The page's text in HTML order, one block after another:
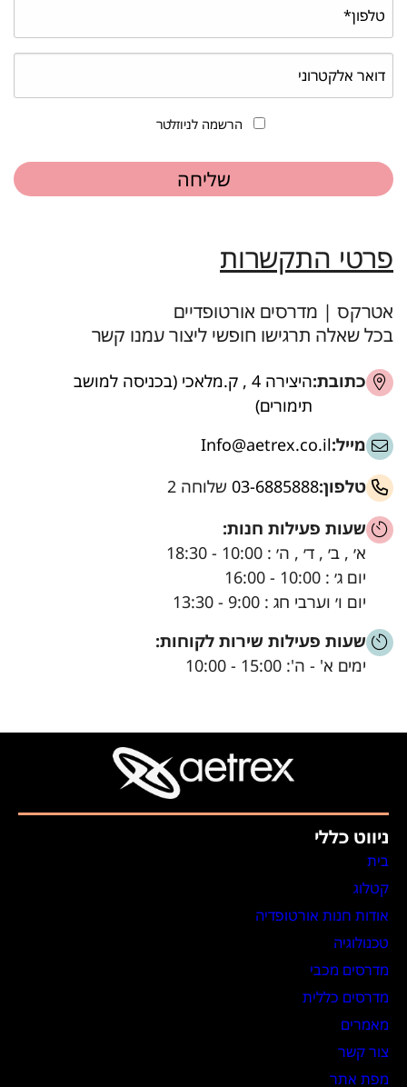
הרשמה לניוזלטר
פרטי התקשרות
אטרקס | מדרסים אורטופדיים
בכל שאלה תרגישו חופשי ליצור עמנו קשר
כתובת:
היצירה 4 , ק.מלאכי (בכניסה למושב
תימורים)
מייל:Info@aetrex.co.il
טלפון:03-6885888 שלוחה 2
שעות פעילות חנות:
א׳ , ב׳ , ד׳ , ה׳ : 10:00 - 18:30
יום ג׳ : 10:00 - 16:00
יום ו׳ וערבי חג : 9:00 - 13:30
שעות פעילות שירות לקוחות:
ימים א' - ה': 15:00 - 10:00
ניווט כללי
בית
קטלוג
אודות חנות אורטופדיה
טכנולוגיה
מדרסים מכבי
מדרסים כללית
מאמרים
צור קשר
מפת אתר